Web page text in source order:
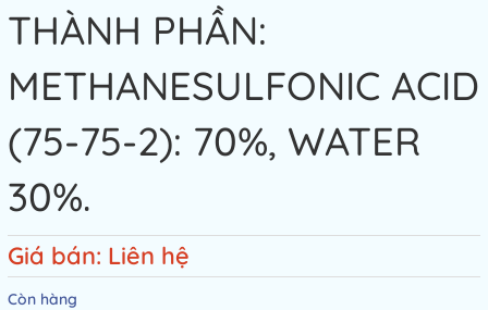
THÀNH PHẦN:
METHANESULFONIC ACID
(75-75-2): 70%, WATER
30%.
Giá bán: Liên hệ
Còn hàng